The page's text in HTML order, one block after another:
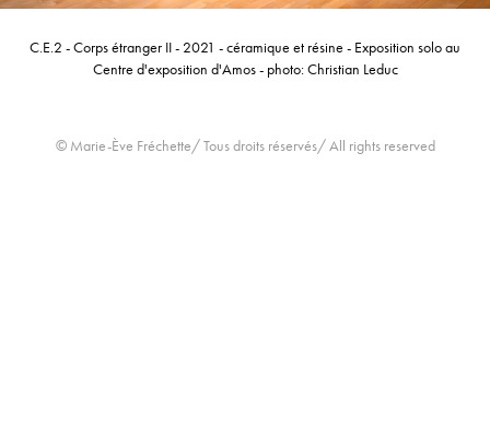
C.E.2 - Corps étranger II - 2021 - céramique et résine - Exposition solo au
Centre d'exposition d'Amos - photo: Christian Leduc
© Marie-Ève Fréchette/ Tous droits réservés/ All rights reserved